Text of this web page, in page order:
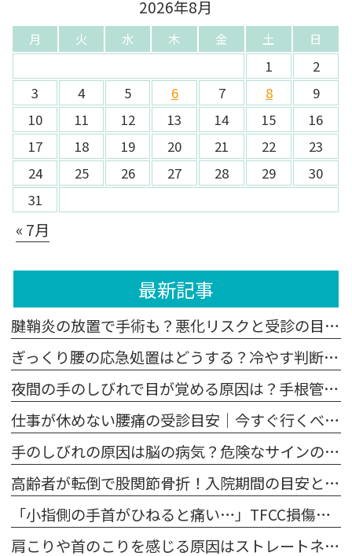
2026年8月
月 火 水 木 金 土 日
1
2
3
4 5 6 7 8
9
10
11 12 13 14 15
16
17
18 19 20 21 22
23
24
25 26 27 28 29
30
31
« 7月
最新記事
腱鞘炎の放置で手術も？悪化リスクと受診の目安を整形外科医が解説
ぎっくり腰の応急処置はどうする？冷やす判断と受診基準を解説
夜間の手のしびれで目が覚める原因は？手根管症候群の対策と受診目安
仕事が休めない腰痛の受診目安｜今すぐ行くべき危険なサイン
手のしびれの原因は脳の病気？危険なサインの見分け方と受診の目安
高齢者が転倒で股関節骨折！入院期間の目安と寝たきりを防ぐ対策
「小指側の手首がひねると痛い…」TFCC損傷の治し方と治療の選択肢
肩こりや首のこりを感じる原因はストレートネック？【症状セルフチェック】